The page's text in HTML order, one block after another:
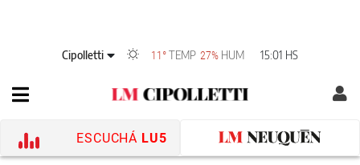
Cipolletti 11°TEMP 27% HUM 15:01 HS
ESCUCHÁ LU5